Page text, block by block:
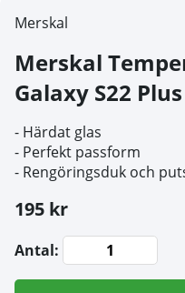
Merskal
Merskal
Galaxy S22
- Härdat glas
- Perfekt passform
- Rengöringsduk och
195 kr
Antal: